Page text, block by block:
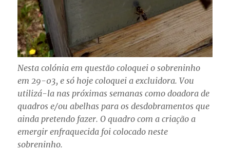
Nesta colónia em questão coloquei o sobreninho
em 29-03, e só hoje coloquei a excluidora. Vou
utilizá-la nas próximas semanas como doadora de
quadros e/ou abelhas para os desdobramentos que
ainda pretendo fazer. O quadro com a criação a
emergir enfraquecida foi colocado neste
sobreninho.